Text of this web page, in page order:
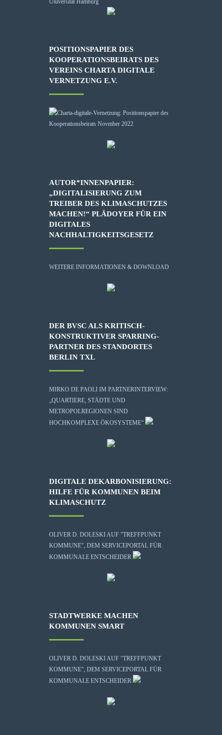
POSITIONSPAPIER DES
KOOPERATIONSBEIRATS DES
VEREINS CHARTA DIGITALE
VERNETZUNG E.V.
AUTOR*INNENPAPIER:
„DIGITALISIERUNG ZUM
TREIBER DES KLIMASCHUTZES
MACHEN!“ PLÄDOYER FÜR EIN
DIGITALES
NACHHALTIGKEITSGESETZ
WEITERE INFORMATIONEN & DOWNLOAD
DER BVSC ALS KRITISCH-
KONSTRUKTIVER SPARRING-
PARTNER DES STANDORTES
BERLIN TXL
MIRKO DE PAOLI IM PARTNERINTERVIEW:
„QUARTIERE, STÄDTE UND
METROPOLREGIONEN SIND
HOCHKOMPLEXE ÖKOSYSTEME“
DIGITALE DEKARBONISIERUNG:
HILFE FÜR KOMMUNEN BEIM
KLIMASCHUTZ
OLIVER D. DOLESKI AUF "TREFFPUNKT
KOMMUNE", DEM SERVICEPORTAL FÜR
KOMMUNALE ENTSCHEIDER
STADTWERKE MACHEN
KOMMUNEN SMART
OLIVER D. DOLESKI AUF "TREFFPUNKT
KOMMUNE", DEM SERVICEPORTAL FÜR
KOMMUNALE ENTSCHEIDER